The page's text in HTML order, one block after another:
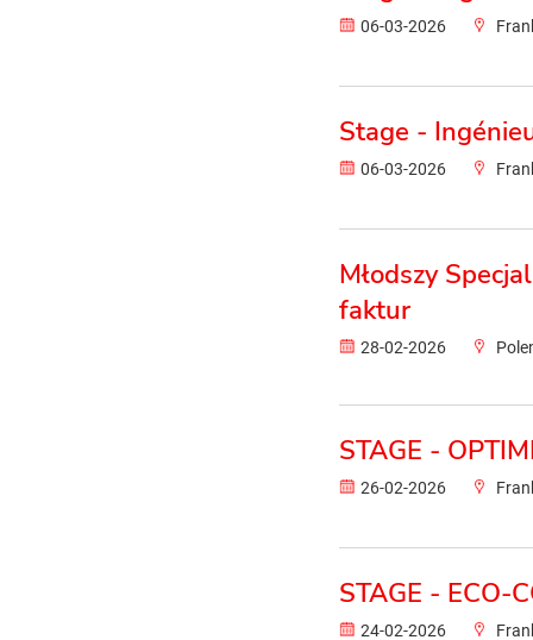
06-03-2026
Stage -
06-03-2026
Młodszy
faktur
28-02-2026
STAGE -
26-02-2026
STAGE - ECO-
24-02-2026